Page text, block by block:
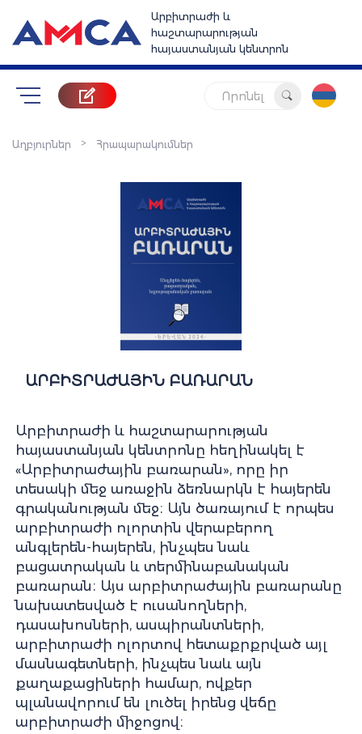
Արբիտրաժի և
հաշտարարության
հայաստանյան կենտրոն
Որոնել
Աղբյուրներ > Հրապարակումներ
ԱՐԲԻՏՐԱԺԱՅԻՆ ԲԱՌԱՐԱՆ
Արբիտրաժի և հաշտարարության
հայաստանյան կենտրոնը հեղինակել է
«Արբիտրաժային բառարան», որը իր
տեսակի մեջ առաջին ձեռնարկն է հայերեն
գրականության մեջ։ Այն ծառայում է որպես
արբիտրաժի ոլորտին վերաբերող
անգլերեն-հայերեն, ինչպես նաև
բացատրական և տերմինաբանական
բառարան։ Այս արբիտրաժային բառարանը
նախատեսված է ուսանողների,
դասախոսների, ասպիրանտների,
արբիտրաժի ոլորտով հետաքրքրված այլ
մասնագետների, ինչպես նաև այն
քաղաքացիների համար, ովքեր
պլանավորում են լուծել իրենց վեճը
արբիտրաժի միջոցով։